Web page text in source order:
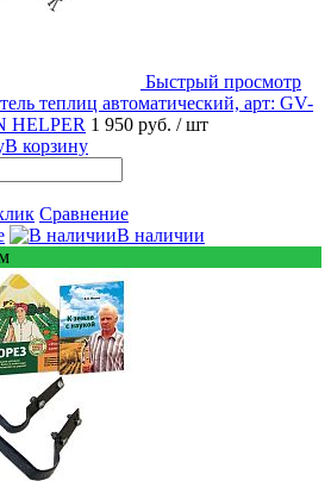
Быстрый просмотр
теплиц автоматический, арт: GV-
HELPER 1 950 руб. / шт
В корзину
Сравнение
В наличии